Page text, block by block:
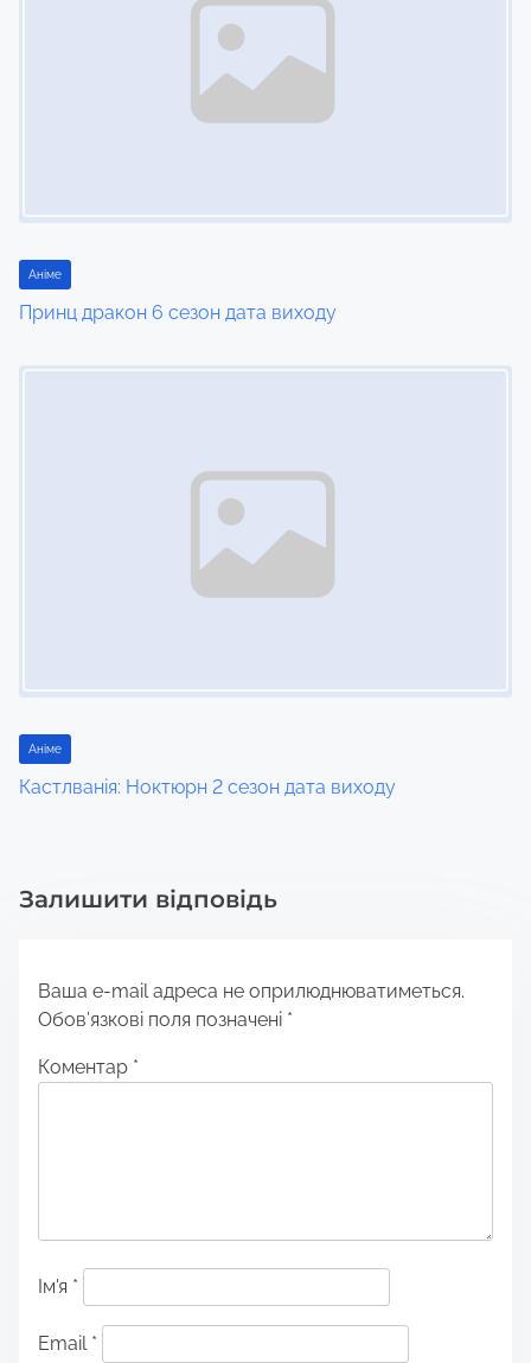
Аніме
Принц дракон 6 сезон дата виходу
Аніме
Кастлванія: Ноктюрн 2 сезон дата виходу
Залишити відповідь
Ваша e-mail адреса не оприлюднюватиметься.
Обов’язкові поля позначені *
Коментар *
Ім'я *
Email *